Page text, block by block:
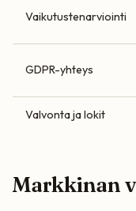
Vaikutustenarviointi
GDPR-yhteys
Valvonta ja lokit
Markkinan